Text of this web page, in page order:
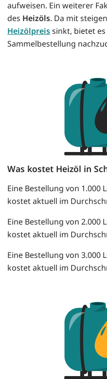
aufweisen. Ein weiterer
des Heizöls. Da mit
Heizölpreissinkt, bietet
Sammelbestellung
Was kostet Heizöl in
Eine Bestellung von 1.000
kostet aktuell im
Eine Bestellung von 2.000
kostet aktuell im
Eine Bestellung von 3.000
kostet aktuell im